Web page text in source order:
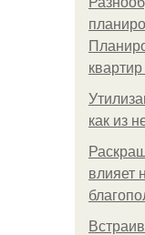
как из
влияет